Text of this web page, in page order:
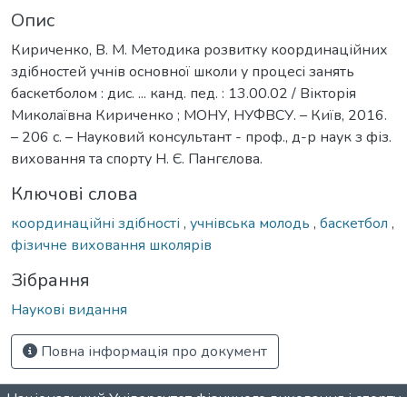
Опис
Кириченко, В. М. Методика розвитку координаційних
здібностей учнів основної школи у процесі занять
баскетболом : дис. ... канд. пед. : 13.00.02 / Вікторія
Миколаївна Кириченко ; МОНУ, НУФВСУ. – Київ, 2016.
– 206 с. – Науковий консультант - проф., д-р наук з фіз.
виховання та спорту Н. Є. Пангєлова.
Ключові слова
координаційні здібності , учнівська молодь , баскетбол ,
фізичне виховання школярів
Зібрання
Наукові видання
Повна інформація про документ